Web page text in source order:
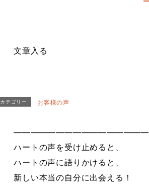
文章入る
カテゴリー お客様の声
————————————————
ハートの声を受け止めると、
ハートの声に語りかけると、
新しい本当の自分に出会える！